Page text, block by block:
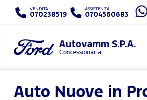
VENDITA
070238519
ASSISTENZA
0704560683
Autovamm S.P.A.
Concessionaria
Auto Nuove in